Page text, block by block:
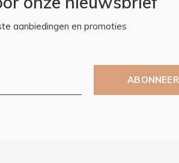
aanbiedingen en promoties
ABONNEER